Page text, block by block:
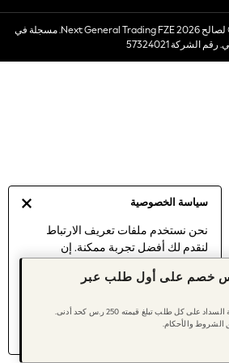
سياسة الخصوصية
نحن نستخدم ملفات تعريف الارتباط
لنقدم لك أفضل تجربة ممكنة. إن
موافقتك على استخدامنا لملفات تعريف
اكتشف المزيد عن إدارة إعدادات ملفات
تعريف الارتباط (الكوكيز).
Sun
Women's
Women's
حقوق الطبع والنشر محفوظة © لصالح 2026 Next General Trading FZE. مسجلة في
رقم الشركة 57324021
على 50 ر.س خصم على أول طلب عبر
يُطبق العرض تلقائيًا في صفحة السداد على كل طلب تبلغ قيمته 250 ر.س كحد أدنى.
الشروط والأحكام.